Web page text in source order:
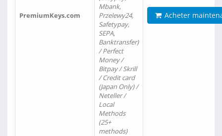
PremiumKeys.com
Mbank,
Przelewy24,
Safetypay,
SEPA,
Banktransfer)
/ Perfect
Money /
Bitpay / Skrill
/ Credit card
(Japan Only) /
Neteller /
Local
Methods
(25+
methods)
Acheter